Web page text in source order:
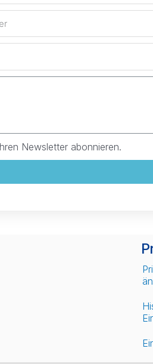
Newsletter abonnieren.